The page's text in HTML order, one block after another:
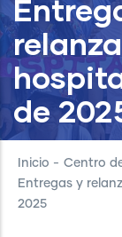
de
Inicio - Centro
Entregas y
2025